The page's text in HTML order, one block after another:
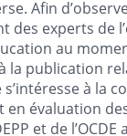
Afin
des experts de
au
la publication
s’intéresse à la
en évaluation
et de l’OCDE